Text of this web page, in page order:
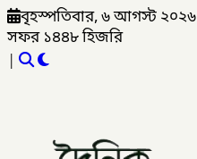
বৃহস্পতিবার, ৬ আগস্ট ২০২৬
সফর ১৪৪৮ হিজরি
|